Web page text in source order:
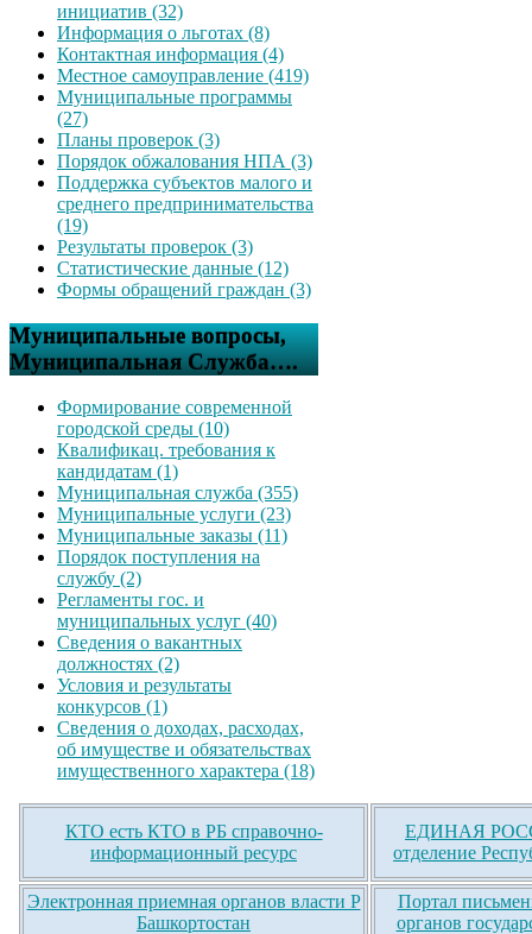
инициатив (32)
Информация о льготах (8)
Контактная информация (4)
Местное самоуправление (419)
Муниципальные программы
(27)
Планы проверок (3)
Порядок обжалования НПА (3)
Поддержка субъектов малого и
среднего предпринимательства
(19)
Результаты проверок (3)
Статистические данные (12)
Формы обращений граждан (3)
Муниципальные вопросы,
Муниципальная Служба….
Формирование современной
городской среды (10)
Квалификац. требования к
кандидатам (1)
Муниципальная служба (355)
Муниципальные услуги (23)
Муниципальные заказы (11)
Порядок поступления на
службу (2)
Регламенты гос. и
муниципальных услуг (40)
Сведения о вакантных
должностях (2)
Условия и результаты
конкурсов (1)
Сведения о доходах, расходах,
об имуществе и обязательствах
имущественного характера (18)
КТО есть КТО в РБ справочно-
информационный ресурс
ЕДИНАЯ
отделение
Электронная приемная органов власти Р
Башкортостан
Портал
органов